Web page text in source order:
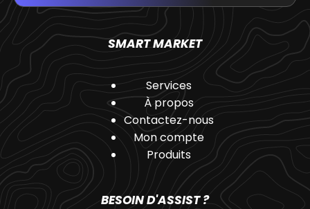
SMART MARKET
Services
À propos
Contactez-nous
Mon compte
Produits
BESOIN D'ASSIST ?